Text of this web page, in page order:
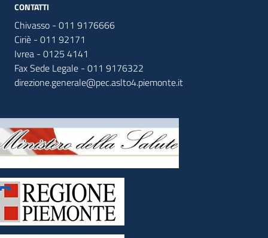
CONTATTI
Chivasso - 011 9176666
Ciriè - 011 92171
Ivrea - 0125 4141
Fax Sede Legale - 011 9176322
direzione.generale@pec.aslto4.piemonte.it